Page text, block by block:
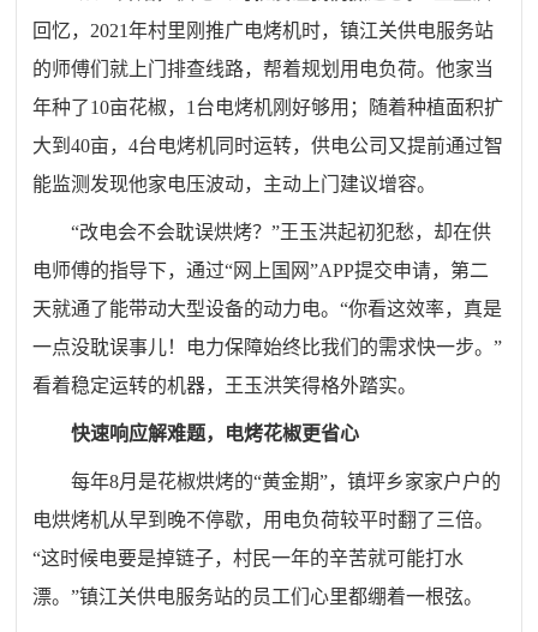
回忆，2021年村里刚推广电烤机时，镇江关供电服务站
的师傅们就上门排查线路，帮着规划用电负荷。他家当
年种了10亩花椒，1台电烤机刚好够用；随着种植面积扩
大到40亩，4台电烤机同时运转，供电公司又提前通过智
能监测发现他家电压波动，主动上门建议增容。
“改电会不会耽误烘烤？”王玉洪起初犯愁，却在供
电师傅的指导下，通过“网上国网”APP提交申请，第二
天就通了能带动大型设备的动力电。“你看这效率，真是
一点没耽误事儿！电力保障始终比我们的需求快一步。”
看着稳定运转的机器，王玉洪笑得格外踏实。
快速响应解难题，电烤花椒更省心
每年8月是花椒烘烤的“黄金期”，镇坪乡家家户户的
电烘烤机从早到晚不停歇，用电负荷较平时翻了三倍。
“这时候电要是掉链子，村民一年的辛苦就可能打水
漂。”镇江关供电服务站的员工们心里都绷着一根弦。